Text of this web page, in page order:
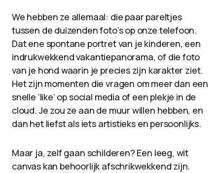
We hebben ze allemaal: die paar pareltjes
tussen de duizenden foto’s op onze telefoon.
Dat ene spontane portret van je kinderen, een
indrukwekkend vakantiepanorama, of die foto
van je hond waarin je precies zijn karakter ziet.
Het zijn momenten die vragen om meer dan een
snelle ‘like’ op social media of een plekje in de
cloud. Je zou ze aan de muur willen hebben, en
dan het liefst als iets artistieks en persoonlijks.
Maar ja, zelf gaan schilderen? Een leeg, wit
canvas kan behoorlijk afschrikwekkend zijn.